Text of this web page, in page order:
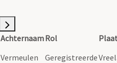
AchternaamRol
Vermeulen Geregistreerde